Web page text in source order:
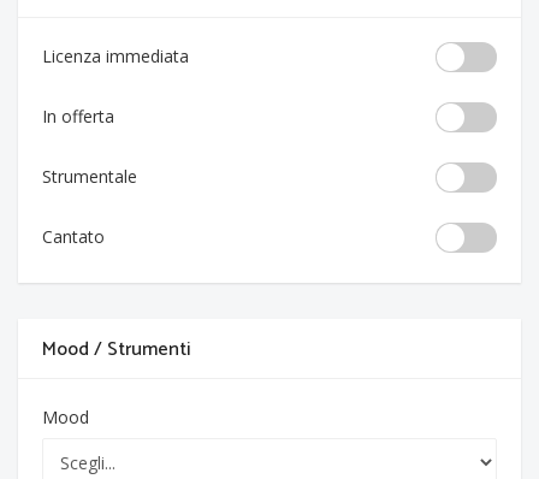
Licenza immediata
In offerta
Strumentale
Cantato
Mood / Strumenti
Mood